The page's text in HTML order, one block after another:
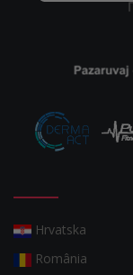
Hrvatska
România